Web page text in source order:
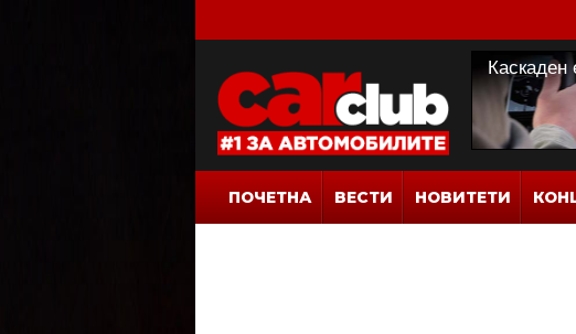
ПОЧЕТНА ВЕСТИ НОВИТЕТИ